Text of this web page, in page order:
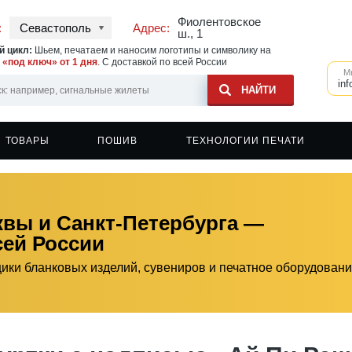
Севастополь Адрес:
Фиолентовское
ш., 1
цикл: Шьем, печатаем и наносим логотипы и символику на
«под ключ» от 1 дня. С доставкой по всей России
на фартуках
на спецодежде
Печать на головных уборах
ТОВАРЫ
Кружки
ПОШИВ ТЕХНОЛОГИИ ПЕЧАТИ
и Санкт-Петербурга —
России
бланковых изделий, сувениров и печатное